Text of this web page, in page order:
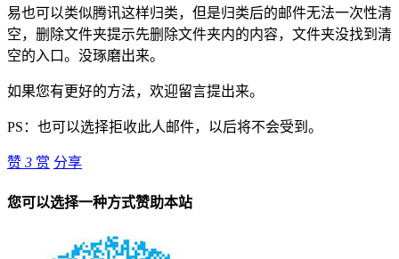
易也可以类似腾讯这样归类，但是归类后的邮件无法一次性清
空，删除文件夹提示先删除文件夹内的内容，文件夹没找到清
空的入口。没琢磨出来。
如果您有更好的方法，欢迎留言提出来。
PS：也可以选择拒收此人邮件，以后将不会受到。
赞 3 赏 分享
您可以选择一种方式赞助本站